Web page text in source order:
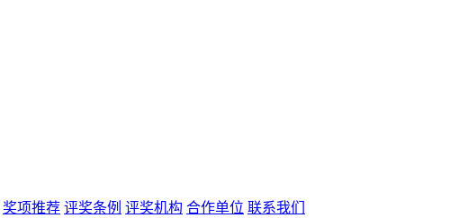
奖项推荐 评奖条例 评奖机构 合作单位 联系我们